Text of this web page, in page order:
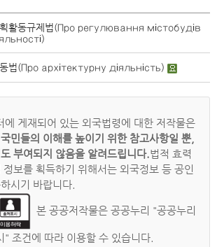
획활동규제법(Про регулювання містобудів
법(Про архітектурну діяльність)
에 게재되어 있는 외국법령에 대한 저작물은
국민들의 이해를 높이기 위한 참고사항일 뿐,
부여되지 않음을 알려드립니다.법적 효력
보를 획득하기 위해서는 외국정보 등 공인
시기 바랍니다.
본 공공저작물은 공공누리 "공공누리
조건에 따라 이용할 수 있습니다.